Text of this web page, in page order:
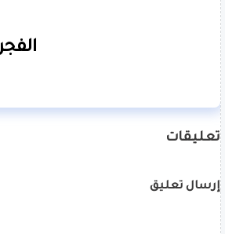
تعليقات
إرسال تعليق